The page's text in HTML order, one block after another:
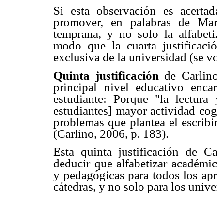
Si esta observación es
promover, en palabras de
temprana, y no solo la
modo que la cuarta
exclusiva de la universidad (se
Quinta justificación de
principal nivel educativo
estudiante: Porque "la
estudiantes] mayor actividad
problemas que plantea el
(Carlino, 2006, p. 183).
Esta quinta justificación de
deducir que alfabetizar
y pedagógicas para todos los
cátedras, y no solo para los